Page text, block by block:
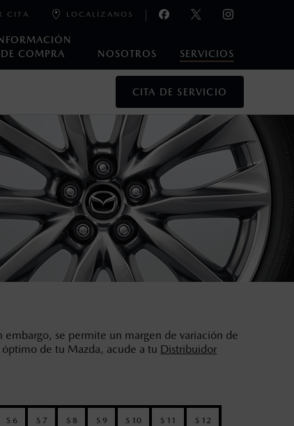
DE COMPRA
NOSOTROS SERVICIOS
CITA LOCALÍZANOS
CITA DE SERVICIO
se permite un margen de variación de
de tu Mazda, acude a tu Distribuidor
S 6 S 7 S 8 S 9 S 10 S 11 S 12
de los Estados Unidos Mexicanos, incluyen: I.V.A., e
Mazda de México, se reserva el derecho de